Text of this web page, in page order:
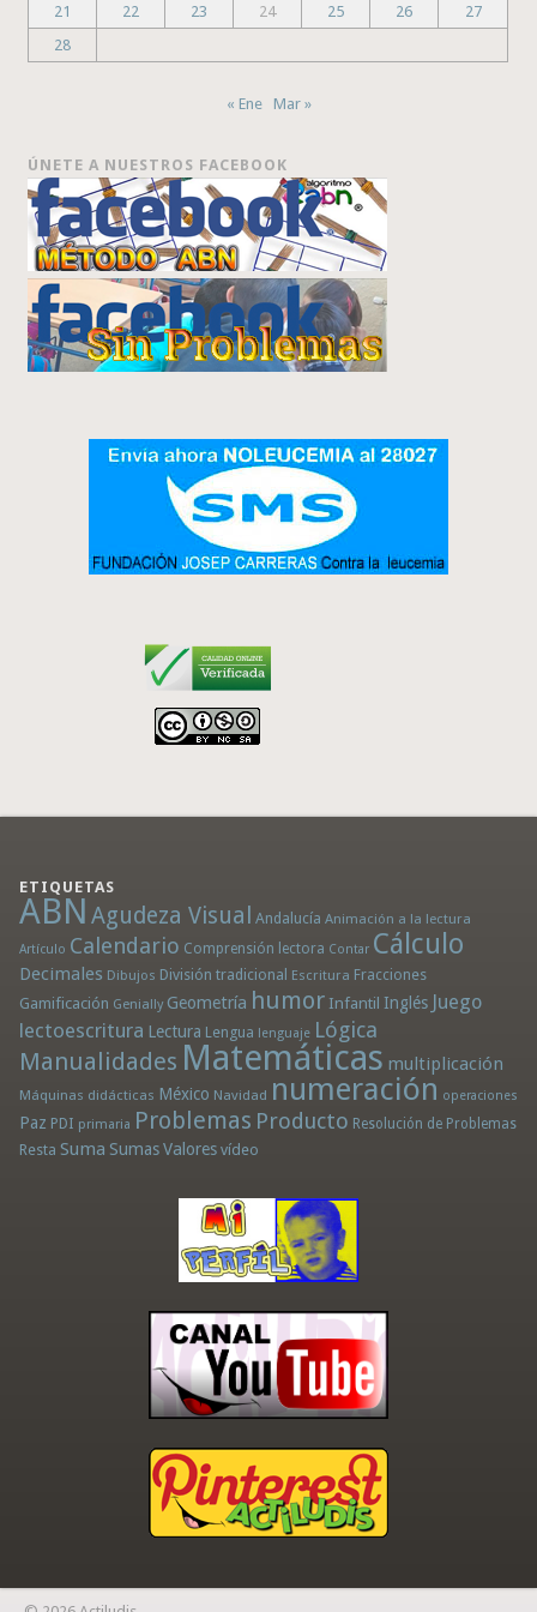
21
22 23 24 25 26
27
28
« Ene Mar »
ÚNETE A NUESTROS FACEBOOK
ETIQUETAS
ABN Agudeza Visual Andalucía Animación a la lectura
Artículo Calendario Comprensión lectora Contar Cálculo
Decimales Dibujos División tradicional Escritura Fracciones
Gamificación Genially Geometría humor Infantil Inglés Juego
lectoescritura Lectura Lengua lenguaje Lógica
Manualidades Matemáticas multiplicación
Máquinas didácticas México Navidad numeración operaciones
Paz PDI primaria Problemas Producto Resolución de Problemas
Resta Suma Sumas Valores vídeo